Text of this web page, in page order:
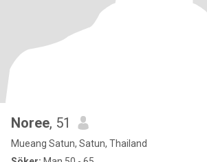
Noree, 51
Mueang Satun, Satun, Thailand